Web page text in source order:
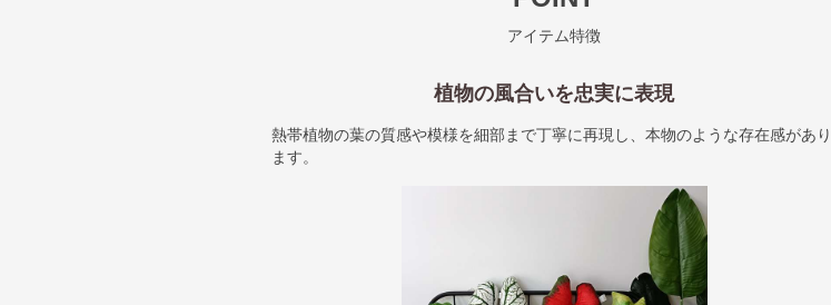
アイテム特徴
植物の風合いを忠実に表現
熱帯植物の葉の質感や模様を細部まで丁寧に再現し、本物のような存在感があり
ます。